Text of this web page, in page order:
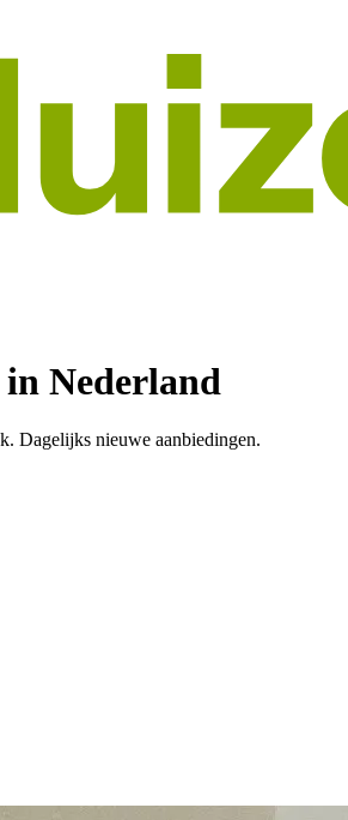
Nederland
Dagelijks nieuwe aanbiedingen.